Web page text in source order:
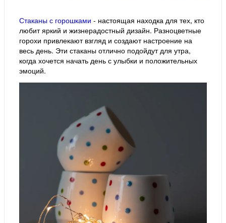
Стаканы с горошками - настоящая находка для тех, кто
любит яркий и жизнерадостный дизайн. Разноцветные
горохи привлекают взгляд и создают настроение на
весь день. Эти стаканы отлично подойдут для утра,
когда хочется начать день с улыбки и положительных
эмоций.